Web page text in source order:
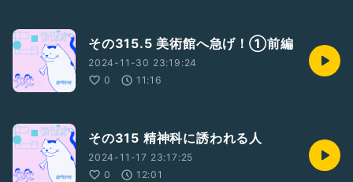
その315.5 美術館へ急げ！①前編
2024-11-30 23:19:24
0
11:16
その315 精神科に誘われる人
2024-11-17 23:17:25
0
12:01